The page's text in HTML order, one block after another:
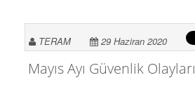
TERAM 29 Haziran 2020
Mayıs Ayı Güvenlik Olayları